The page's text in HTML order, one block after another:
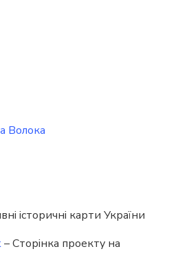
Волока
історичні карти України
– Сторінка проекту на